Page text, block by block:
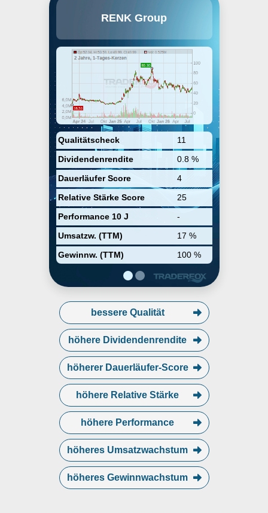
RENK Group
Qualitätscheck
11
Dividendenrendite
0.8 %
Dauerläufer Score
4
Relative Stärke Score
25
Performance 10 J
-
Umsatzw. (TTM)
17 %
Gewinnw. (TTM)
100 %
produces, and sells mission-
diverse civil and military end
markets. Its product portfolio
includes gear units,
transmissions, power-packs,
hybrid propulsion systems,
suspension systems, slide
bearings, couplings and clutches,
and test systems. The company
was founded by Johann Julius
Renk in 1873 and is
headquartered in Augsburg,
Germany.
bessere Qualität
höhere Dividendenrendite
höherer Dauerläufer-Score
höhere Relative Stärke
höhere Performance
höheres Umsatzwachstum
höheres Gewinnwachstum